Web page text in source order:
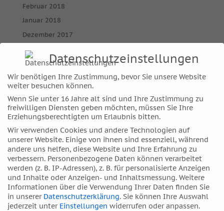
Februar 2018
Januar 2018
Dezember 2017
November 2017
Oktober 2017
September 2017
Juli 2017
Juni 2017
Mai 2017
April 2017
März 2017
Februar 2017
Januar 2017
Dezember 2016
Datenschutzeinstellungen
Wir benötigen Ihre Zustimmung, bevor Sie unsere Website
weiter besuchen können.
Wenn Sie unter 16 Jahre alt sind und Ihre Zustimmung zu
freiwilligen Diensten geben möchten, müssen Sie Ihre
Erziehungsberechtigten um Erlaubnis bitten.
Wir verwenden Cookies und andere Technologien auf
unserer Website. Einige von ihnen sind essenziell, während
andere uns helfen, diese Website und Ihre Erfahrung zu
verbessern. Personenbezogene Daten können verarbeitet
werden (z. B. IP-Adressen), z. B. für personalisierte Anzeigen
und Inhalte oder Anzeigen- und Inhaltsmessung. Weitere
Informationen über die Verwendung Ihrer Daten finden Sie
in unserer Datenschutzerklärung. Sie können Ihre Auswahl
jederzeit unter Einstellungen widerrufen oder anpassen.